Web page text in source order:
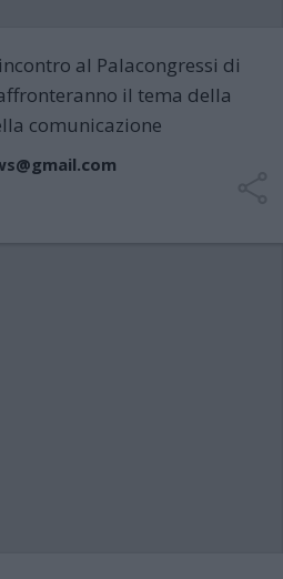
al Palacongressi di
il tema della
comunicazione